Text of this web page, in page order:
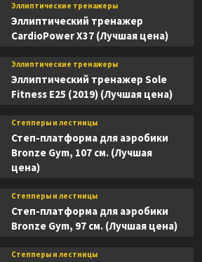
Эллиптические тренажеры
Эллиптический тренажер
CardioPower X37 (Лучшая цена)
Эллиптические тренажеры
Эллиптический тренажер Sole
Fitness E25 (2019) (Лучшая цена)
Степперы и лестницы
Степ-платформа для аэробики
Bronze Gym, 107 см. (Лучшая
цена)
Степперы и лестницы
Степ-платформа для аэробики
Bronze Gym, 97 см. (Лучшая цена)
Степперы и лестницы